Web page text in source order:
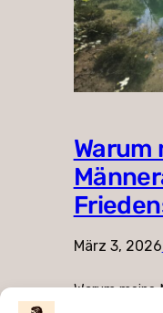
Warum
März 3, 2026
Warum meine